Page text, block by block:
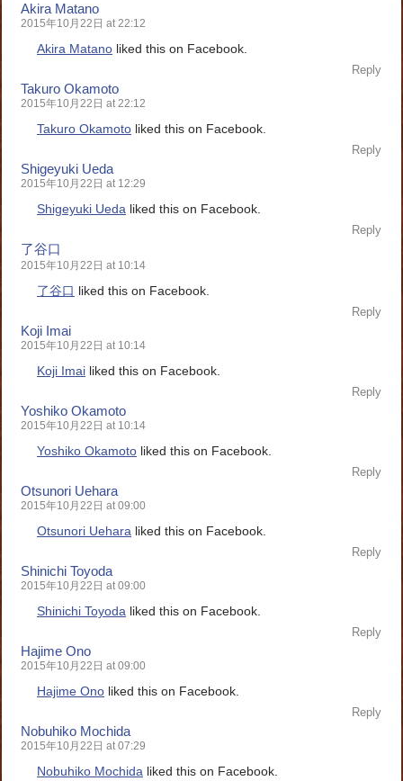
Akira Matano
2015年10月22日 at 22:12
Akira Matano liked this on Facebook.
Reply
Takuro Okamoto
2015年10月22日 at 22:12
Takuro Okamoto liked this on Facebook.
Reply
Shigeyuki Ueda
2015年10月22日 at 12:29
Shigeyuki Ueda liked this on Facebook.
Reply
了谷口
2015年10月22日 at 10:14
了谷口 liked this on Facebook.
Reply
Koji Imai
2015年10月22日 at 10:14
Koji Imai liked this on Facebook.
Reply
Yoshiko Okamoto
2015年10月22日 at 10:14
Yoshiko Okamoto liked this on Facebook.
Reply
Otsunori Uehara
2015年10月22日 at 09:00
Otsunori Uehara liked this on Facebook.
Reply
Shinichi Toyoda
2015年10月22日 at 09:00
Shinichi Toyoda liked this on Facebook.
Reply
Hajime Ono
2015年10月22日 at 09:00
Hajime Ono liked this on Facebook.
Reply
Nobuhiko Mochida
2015年10月22日 at 07:29
Nobuhiko Mochida liked this on Facebook.